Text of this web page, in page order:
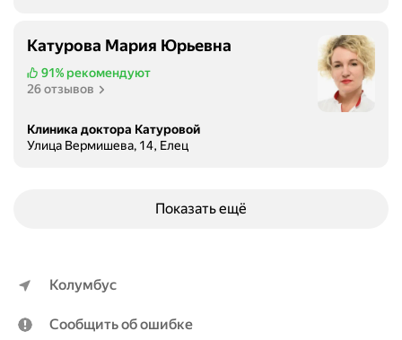
Катурова Мария Юрьевна
91% рекомендуют
26 отзывов
Клиника доктора Катуровой
Улица Вермишева, 14, Елец
Показать ещё
Колумбус
Сообщить об ошибке